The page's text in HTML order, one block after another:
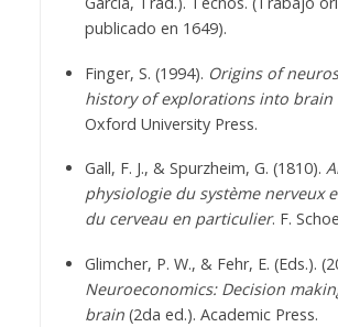
publicado en 1649).
Finger, S. (1994). Origins of
history of explorations into brain
Oxford University Press.
Gall, F. J., & Spurzheim, G. (1810).
physiologie du système nerveux
du cerveau en particulier. F.
Glimcher, P. W., & Fehr, E. (Eds.).
Neuroeconomics: Decision
brain(2da ed.). Academic Press.